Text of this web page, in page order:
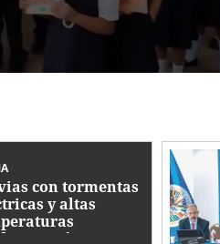
con tormentas
y altas
este